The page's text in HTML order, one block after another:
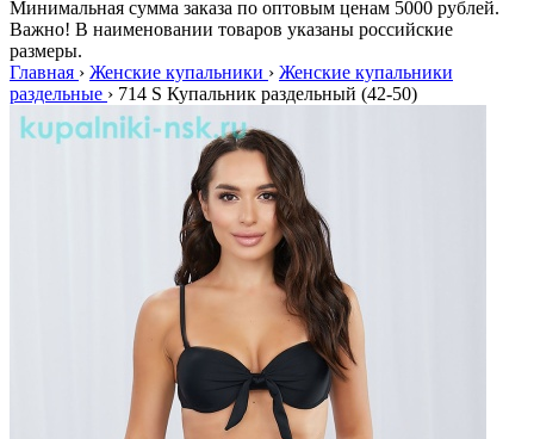
Минимальная сумма заказа по оптовым ценам 5000 рублей.
Важно! В наименовании товаров указаны российские
размеры.
Главная › Женские купальники › Женские купальники
раздельные › 714 S Купальник раздельный (42-50)